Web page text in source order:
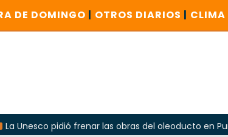
DE DOMINGO | OTROS DIARIOS | CLIMA
pidió frenar las obras del oleoducto en Punta